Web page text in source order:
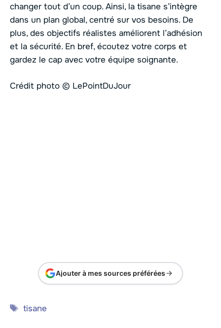
changer tout d’un coup. Ainsi, la tisane s’intègre
dans un plan global, centré sur vos besoins. De
plus, des objectifs réalistes améliorent l’adhésion
et la sécurité. En bref, écoutez votre corps et
gardez le cap avec votre équipe soignante.
Crédit photo © LePointDuJour
Ajouter à mes sources préférées
Étiquettes
tisane